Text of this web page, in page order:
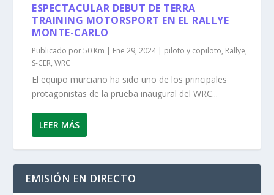
ESPECTACULAR DEBUT DE TERRA
TRAINING MOTORSPORT EN EL RALLYE
MONTE-CARLO
Publicado por50 Km | Ene 29, 2024| piloto y copiloto, Rallye,
S-CER,WRC
El equipo murciano ha sido uno de los principales
protagonistas de la prueba inaugural del WRC...
LEER MÁS
EMISIÓN EN DIRECTO